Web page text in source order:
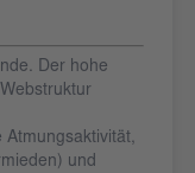
Der hohe
Atmungsaktivität,
und